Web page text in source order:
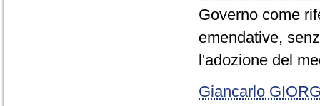
Governo come
emendative,
l'adozione del
Giancarlo